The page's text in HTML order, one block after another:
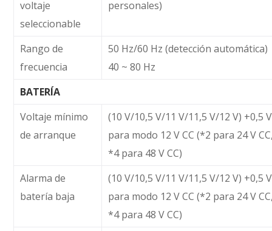
voltaje
seleccionable
personales)
Rango de
frecuencia
50 Hz/60 Hz (detección automática)
40 ~ 80 Hz
BATERÍA
Voltaje mínimo
de arranque
(10 V/10,5 V/11 V/11,5 V/12 V) +0,5 V
para modo 12 V CC (*2 para 24 V
*4 para 48 V CC)
Alarma de
batería baja
(10 V/10,5 V/11 V/11,5 V/12 V) +0,5 V
para modo 12 V CC (*2 para 24 V
*4 para 48 V CC)